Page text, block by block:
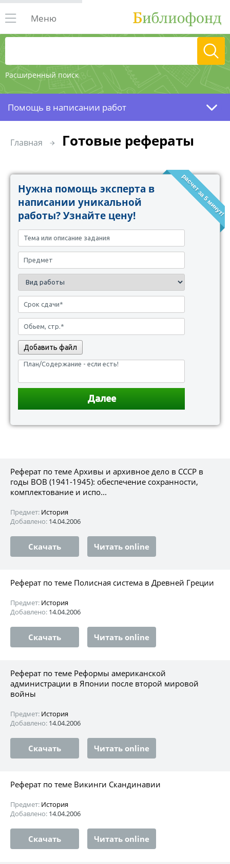
Расширенный поиск
Меню
Помощь в написании работ
Главная Готовые рефераты
расчет за 5 минут!
Нужна помощь эксперта в
написании уникальной
работы? Узнайте цену!
Добавить файл
Реферат по теме Архивы и архивное дело в СССР в
годы ВОВ (1941-1945): обеспечение сохранности,
комплектование и испо...
Предмет: История
Добавлено: 14.04.2006
Скачать Читать online
Реферат по теме Полисная система в Древней Греции
Предмет: История
Добавлено: 14.04.2006
Скачать Читать online
Реферат по теме Реформы американской
администрации в Японии после второй мировой
войны
Предмет: История
Добавлено: 14.04.2006
Скачать Читать online
Реферат по теме Викинги Скандинавии
Предмет: История
Добавлено: 14.04.2006
Скачать Читать online